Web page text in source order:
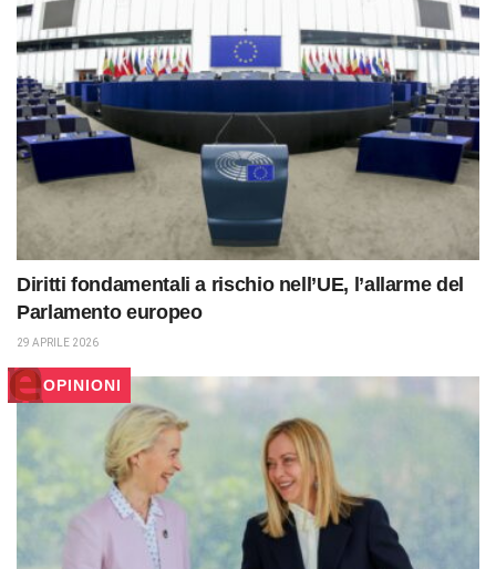
Diritti fondamentali a rischio nell’UE, l’allarme del
Parlamento europeo
29 APRILE 2026
OPINIONI